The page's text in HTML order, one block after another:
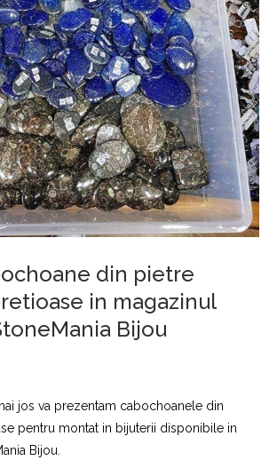
din pietre
in magazinul
Bijou
jos va prezentam cabochoanele din
pentru montat in bijuterii disponibile in
Bijou.